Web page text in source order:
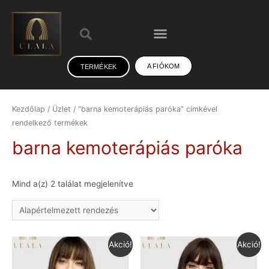
TERMÉKEK A FIÓKOM
Kezdőlap / Üzlet / “barna kemoterápiás paróka” címkével
rendelkező termékek
barna kemoterápiás paróka
Mind a(z) 2 találat megjelenítve
Akció! Akció!